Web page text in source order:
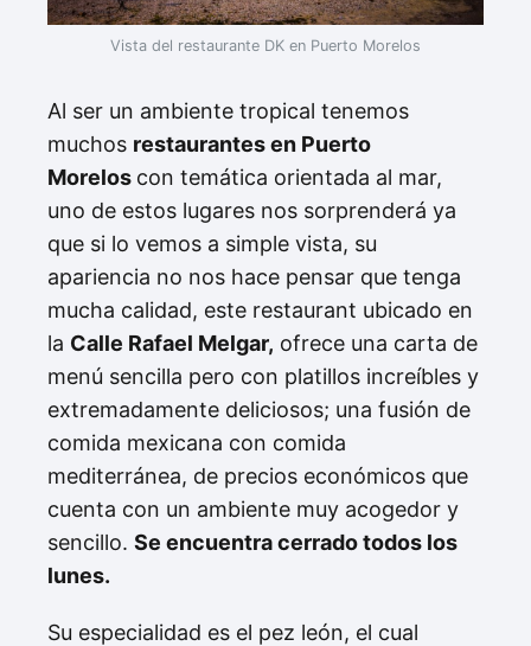
Vista del restaurante DK en Puerto Morelos
Al ser un ambiente tropical tenemos
muchos restaurantes en Puerto
Morelos con temática orientada al mar,
uno de estos lugares nos sorprenderá ya
que si lo vemos a simple vista, su
apariencia no nos hace pensar que tenga
mucha calidad, este restaurant ubicado en
la Calle Rafael Melgar, ofrece una carta de
menú sencilla pero con platillos increíbles y
extremadamente deliciosos; una fusión de
comida mexicana con comida
mediterránea, de precios económicos que
cuenta con un ambiente muy acogedor y
sencillo. Se encuentra cerrado todos los
lunes.
Su especialidad es el pez león, el cual